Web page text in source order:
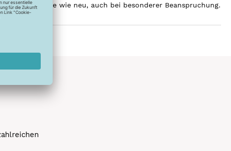
über Jahre wie neu, auch bei besonderer Beanspruchung.